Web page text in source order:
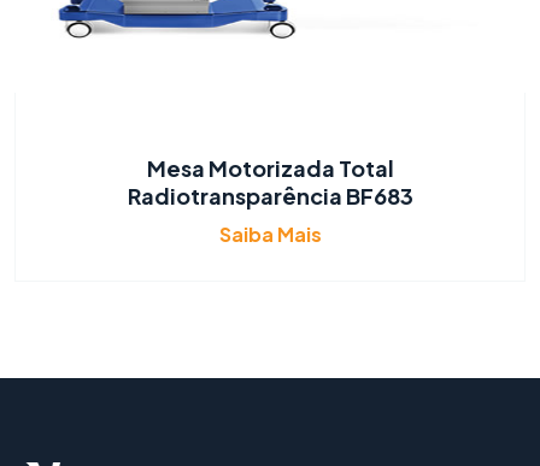
Mesa Motorizada Total
Radiotransparência BF683
Saiba Mais